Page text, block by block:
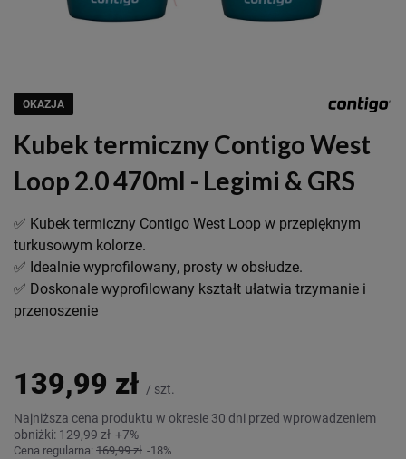
OKAZJA
Kubek termiczny Contigo West
Loop 2.0 470ml - Legimi & GRS
✅ Kubek termiczny Contigo West Loop w przepięknym
turkusowym kolorze.
✅ Idealnie wyprofilowany, prosty w obsłudze.
✅ Doskonale wyprofilowany kształt ułatwia trzymanie i
przenoszenie
139,99 zł / szt.
Najniższa cena produktu w okresie 30 dni przed wprowadzeniem
obniżki:129,99 zł +7%
Cena regularna: 169,99 zł -18%